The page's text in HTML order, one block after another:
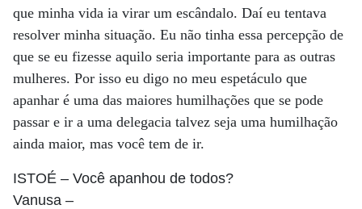
que minha vida ia virar um escândalo. Daí eu tentava
resolver minha situação. Eu não tinha essa percepção de
que se eu fizesse aquilo seria importante para as outras
mulheres. Por isso eu digo no meu espetáculo que
apanhar é uma das maiores humilhações que se pode
passar e ir a uma delegacia talvez seja uma humilhação
ainda maior, mas você tem de ir.
ISTOÉ – Você apanhou de todos?
Vanusa –